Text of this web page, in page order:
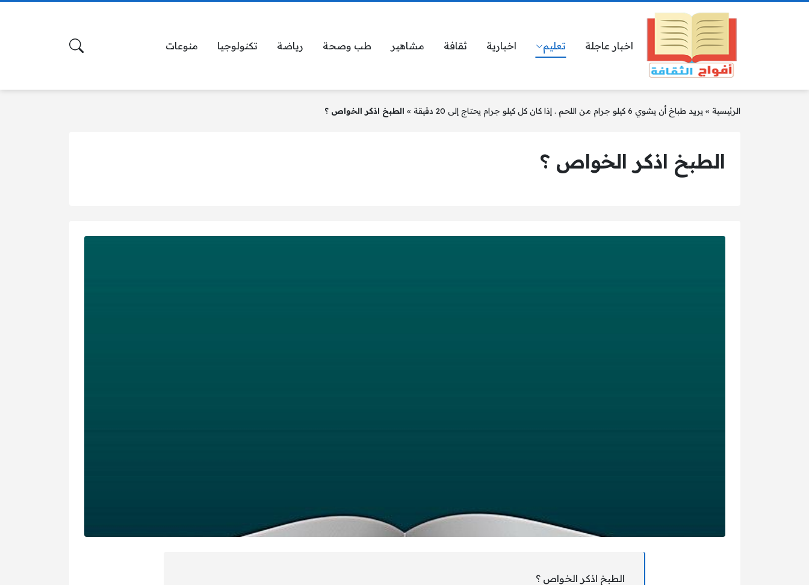
اخبار عاجلة تعليم اخبارية ثقافة مشاهير طب وصحة رياضة تكنولوجيا منوعات
الرئيسية » يريد طباخ أن يشوي 6 كيلو جرام من اللحم . إذا كان كل كيلو جرام يحتاج إلى 20 دقيقة » الطبخ اذكر الخواص ؟
الطبخ اذكر الخواص ؟
الطبخ اذكر الخواص ؟